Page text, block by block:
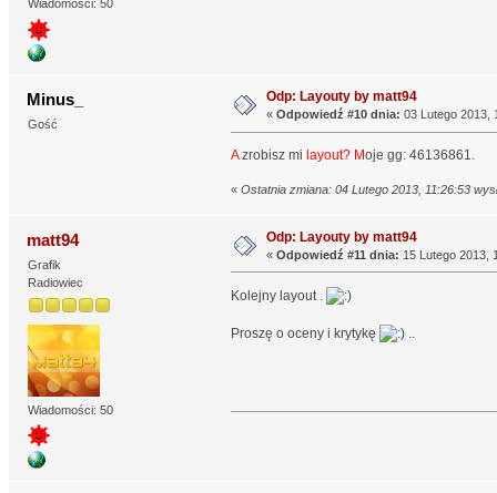
Wiadomości: 50
Minus_
Gość
Odp: Layouty by matt94
« Odpowiedź #10 dnia: 03 Lutego 2013,
Azrobisz mi layout? Moje gg: 46136861.
« Ostatnia zmiana: 04 Lutego 2013, 11:26:53
matt94
Grafik
Radiowiec
Wiadomości: 50
Odp: Layouty by matt94
« Odpowiedź #11 dnia: 15 Lutego 2013,
Kolejny layout .
Proszę o oceny i krytykę ..